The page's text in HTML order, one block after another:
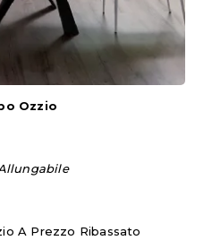
Ozzio
A Prezzo Ribassato